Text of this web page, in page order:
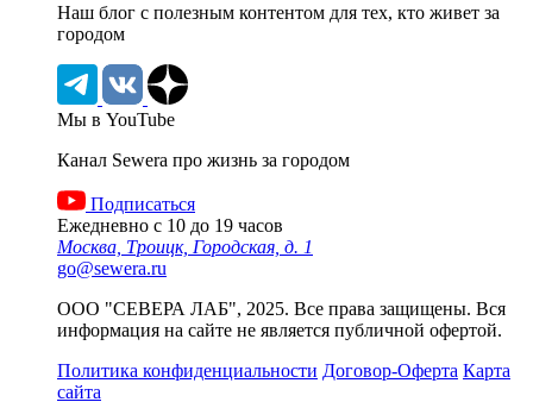
Наш блог c полезным контентом для тех, кто живет за
городом
Мы в YouTube
Канал Sewera про жизнь за городом
Подписаться
Ежедневно с 10 до 19 часов
Москва, Троицк, Городская, д. 1
go@sewera.ru
ООО "СЕВЕРА ЛАБ", 2025. Все права защищены. Вся
информация на сайте не является публичной офертой.
Политика конфиденциальности Договор-Оферта Карта
сайта